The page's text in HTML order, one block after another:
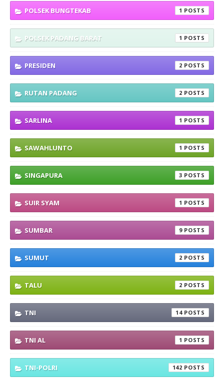
POLSEK BUNGTEKAB 1
POLSEK PADANG BARAT 1
PRESIDEN 2
RUTAN PADANG 2
SARLINA 1
SAWAHLUNTO 1
SINGAPURA 3
SUIR SYAM 1
SUMBAR 9
SUMUT 2
TALU 2
TNI 14
TNI AL 1
TNI-POLRI 142